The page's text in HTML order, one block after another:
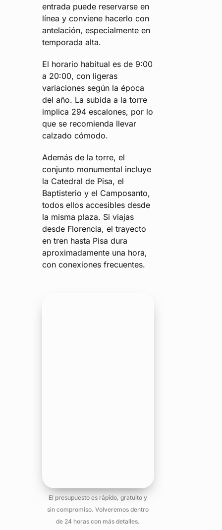
entrada puede reservarse en
línea y conviene hacerlo con
antelación, especialmente en
temporada alta.
El horario habitual es de 9:00
a 20:00, con ligeras
variaciones según la época
del año. La subida a la torre
implica 294 escalones, por lo
que se recomienda llevar
calzado cómodo.
Además de la torre, el
conjunto monumental incluye
la Catedral de Pisa, el
Baptisterio y el Camposanto,
todos ellos accesibles desde
la misma plaza. Si viajas
desde Florencia, el trayecto
en tren hasta Pisa dura
aproximadamente una hora,
con conexiones frecuentes.
El presupuesto es rápido, gratuito y
sin compromiso. Volveremos dentro
de 24 horas con más detalles.